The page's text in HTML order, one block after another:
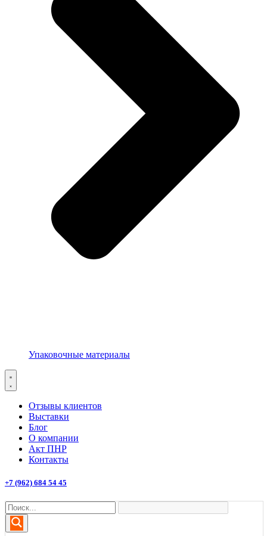
Упаковочные материалы
Отзывы клиентов
Выставки
Блог
О компании
Акт ПНР
Контакты
+7 (962) 684 54 45